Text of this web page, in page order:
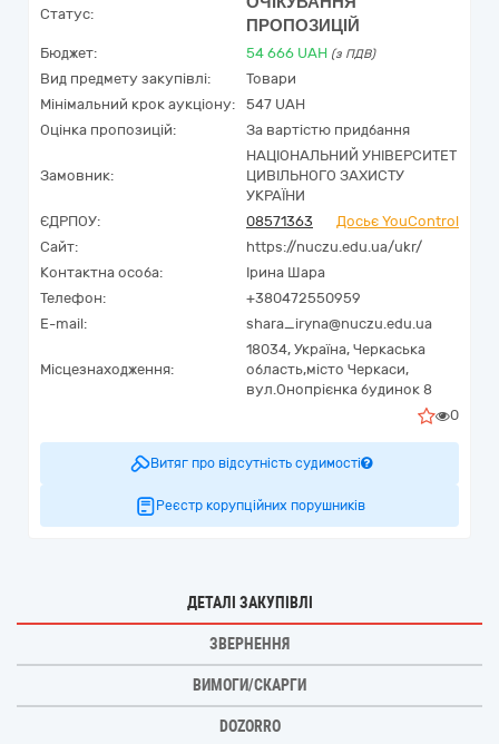
Статус:
ПРОПОЗИЦІЙ
Бюджет: 54 666 UAH (з ПДВ)
Вид предмету закупівлі:
Товари
Мінімальний крок аукціону:
547 UAH
Оцінка пропозицій:
За вартістю придбання
Замовник:
НАЦІОНАЛЬНИЙ УНІВЕРСИТЕТ
ЦИВІЛЬНОГО ЗАХИСТУ
УКРАЇНИ
ЄДРПОУ:
08571363
Досьє YouControl
Сайт:
https://nuczu.edu.ua/ukr/
Контактна особа:
Ірина Шара
Телефон:
+380472550959
E-mail:
shara_iryna@nuczu.edu.ua
Місцезнаходження:
18034, Україна, Черкаська
область,місто Черкаси,
вул.Онопрієнка будинок 8
0
Витяг про відсутність судимості
Реєстр корупційних порушників
ДЕТАЛІ ЗАКУПІВЛІ
ЗВЕРНЕННЯ
ВИМОГИ/СКАРГИ
DOZORRO